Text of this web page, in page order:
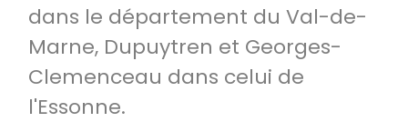
dans le département du Val-de-
Marne, Dupuytren et Georges-
Clemenceau dans celui de
l'Essonne.